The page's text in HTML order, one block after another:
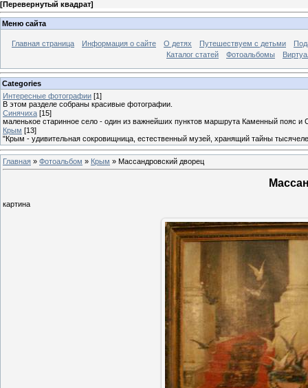
[Перевернутый квадрат]
Меню сайта
Главная страница Информация о сайте О детях Путешествуем с детьми
Каталог статей
Фотоальбомы
Categories
Интересные фотографии [1]
В этом разделе собраны красивые фотографии.
Синячиха [15]
маленькое старинное село - один из важнейших пунктов маршрута Каменный пояс
Крым [13]
"Крым - удивительная сокровищница, естественный музей, хранящий тайны
Главная » Фотоальбом » Крым » Массандровский дворец
картина